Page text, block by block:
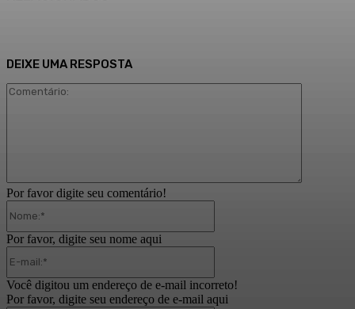
DEIXE UMA RESPOSTA
Por favor digite seu comentário!
Por favor, digite seu nome aqui
Você digitou um endereço de e-mail incorreto!
Por favor, digite seu endereço de e-mail aqui